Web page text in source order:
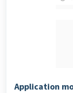
Application